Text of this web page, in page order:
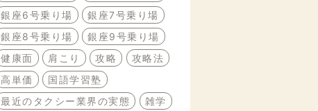
銀座6号乗り場
銀座7号乗り場
銀座8号乗り場
銀座9号乗り場
健康面
肩こり 攻略
攻略法
高単価
国語学習塾
最近のタクシー業界の実態
雑学